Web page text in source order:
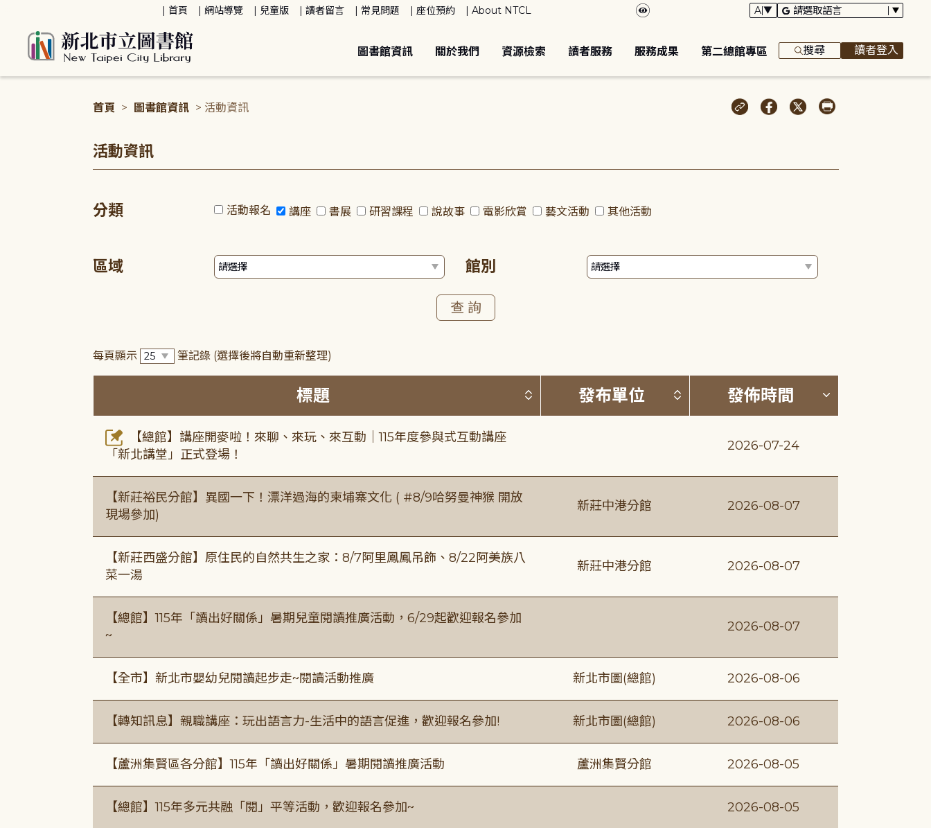
首頁 網站導覽 兒童版 讀者留言 常見問題 座位預約 About NTCL
圖書館資訊 關於我們 資源檢索 讀者服務 服務成果 第二總館專區 搜尋 讀者登入
首頁 > 圖書館資訊 > 活動資訊
活動資訊
分類 活動報名 講座 書展 研習課程 說故事 電影欣賞 藝文活動 其他活動
區域 館別
每頁顯示 筆記錄 (選擇後將自動重新整理)
標題 按標題排序 (升降冪)
發布單位 按發布單位排序 (升降冪)
發佈時間 按發佈時間
【總館】講座開麥啦！來聊、來玩、來互動｜115年度參與式互動講座
「新北講堂」正式登場！
2026-07-24
【新莊裕民分館】異國一下！漂洋過海的柬埔寨文化 ( #8/9哈努曼神猴 開放
現場參加)
新莊中港分館 2026-08-07
【新莊西盛分館】原住民的自然共生之家：8/7阿里鳳鳳吊飾、8/22阿美族八
菜一湯
新莊中港分館 2026-08-07
【總館】115年「讀出好關係」暑期兒童閱讀推廣活動，6/29起歡迎報名參加
~
2026-08-07
【全市】新北市嬰幼兒閱讀起步走~閱讀活動推廣 新北市圖(總館) 2026-08-06
【轉知訊息】親職講座：玩出語言力-生活中的語言促進，歡迎報名參加! 新北市圖(總館) 2026-08-06
【蘆洲集賢區各分館】115年「讀出好關係」暑期閱讀推廣活動 蘆洲集賢分館 2026-08-05
【總館】115年多元共融「閱」平等活動，歡迎報名參加~ 2026-08-05